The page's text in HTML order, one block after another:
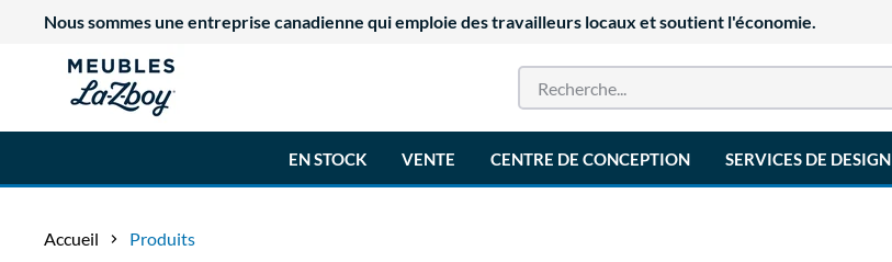
Nous sommes une entreprise canadienne qui emploie des travailleurs locaux et soutient l'économie.
EN STOCK VENTE CENTRE DE CONCEPTION SERVICES DE DESIGN
Accueil Produits